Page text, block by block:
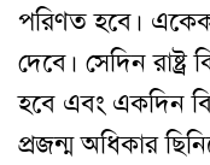
পরিণত হবে।
দেবে। সেদিন
হবে এবং একদিন
প্রজন্ম অধিকার